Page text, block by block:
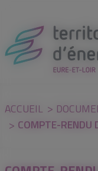
ACCUEIL
COMPTE-RENDU